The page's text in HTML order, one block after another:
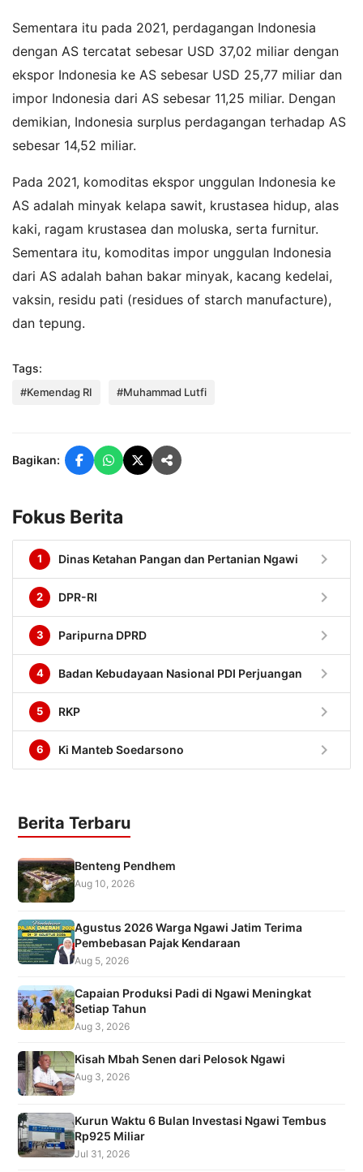
Sementara itu pada 2021, perdagangan Indonesia
dengan AS tercatat sebesar USD 37,02 miliar dengan
ekspor Indonesia ke AS sebesar USD 25,77 miliar dan
impor Indonesia dari AS sebesar 11,25 miliar. Dengan
demikian, Indonesia surplus perdagangan terhadap AS
sebesar 14,52 miliar.
Pada 2021, komoditas ekspor unggulan Indonesia ke
AS adalah minyak kelapa sawit, krustasea hidup, alas
kaki, ragam krustasea dan moluska, serta furnitur.
Sementara itu, komoditas impor unggulan Indonesia
dari AS adalah bahan bakar minyak, kacang kedelai,
vaksin, residu pati (residues of starch manufacture),
dan tepung.
Tags:
#Kemendag RI #Muhammad Lutfi
Bagikan:
Fokus Berita
1 Dinas Ketahan Pangan dan Pertanian Ngawi chevron_right
2 DPR-RI chevron_right
3 Paripurna DPRD chevron_right
4 Badan Kebudayaan Nasional PDI Perjuangan chevron_right
5 RKP chevron_right
6 Ki Manteb Soedarsono chevron_right
Berita Terbaru
Benteng Pendhem
Aug 10, 2026
Agustus 2026 Warga Ngawi Jatim Terima
Pembebasan Pajak Kendaraan
Aug 5, 2026
Capaian Produksi Padi di Ngawi Meningkat
Setiap Tahun
Aug 3, 2026
Kisah Mbah Senen dari Pelosok Ngawi
Aug 3, 2026
Kurun Waktu 6 Bulan Investasi Ngawi Tembus
Rp925 Miliar
Jul 31, 2026